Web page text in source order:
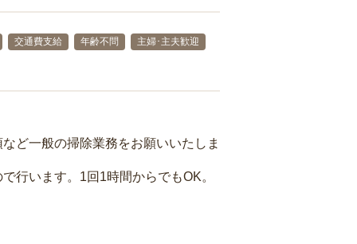
交通費支給 年齢不問
主婦･主夫歓迎
ど一般の掃除業務をお願いいたしま
行います。1回1時間からでもOK。